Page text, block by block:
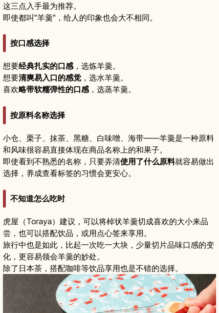
这三点入手最为推荐。
即使都叫"羊羹"，给人的印象也会大不相同。
按口感选择
想要经典扎实的口感，选炼羊羹。
想要清爽易入口的感觉，选水羊羹。
喜欢略带软糯弹性的口感，选蒸羊羹。
按原料名称选择
小仓、栗子、抹茶、黑糖、白味噌、海带——羊羹是一种原料
和风味很容易直接体现在商品名称上的和果子。
即使看到不熟悉的名称，只要弄清使用了什么原料就容易做出
选择，养成查看标签的习惯会更安心。
不知道怎么吃时
虎屋（Toraya）建议，可以将棹状羊羹切成喜欢的大小来品
尝，也可以搭配饮品，或用点心签来享用。
旅行中也是如此，比起一次吃一大块，少量切片品味口感的变
化，更容易领会羊羹的妙处。
除了日本茶，搭配咖啡等饮品享用也是不错的选择。